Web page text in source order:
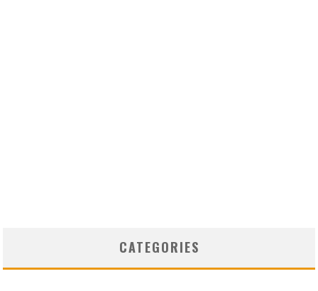
CATEGORIES